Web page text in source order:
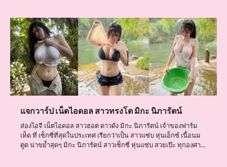
แจกวาร์ป เน็ตไอดอล สาวทรงโต มิกะ นิภารัตน์
ส่องไอจี เน็ตไอดอล สาวฮอต ดาวดัง มิกะ นิภารัตน์ เจ้าของฟาร์ม
เห็ด ที่ เซ็กซี่ที่สุดในประเทศ เรียกว่าเป็น สาวแซ่บ หุ่นเอ็กซ์ เนื้อนม
ตูด น่าขย้ำสุดๆ มิกะ นิภารัตน์ สาวเซ็กซี่ หุ่นแซ่บ สวยเป๊ะ ทุกองศา…